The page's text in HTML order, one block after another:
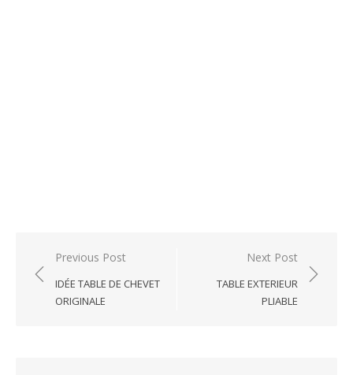
Post
navigation
Previous Post
IDÉE TABLE DE CHEVET
ORIGINALE
Next Post
TABLE EXTERIEUR
PLIABLE